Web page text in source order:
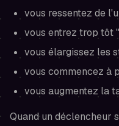
vous ressentez de
vous entrez trop tôt
vous élargissez les
vous commencez à
vous augmentez la
Quand un déclencheur